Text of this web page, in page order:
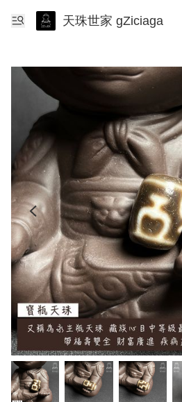
天珠世家 gZiciaga